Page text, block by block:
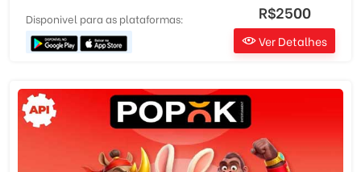
Disponivel para as plataformas: R$2500
Ver Detalhes